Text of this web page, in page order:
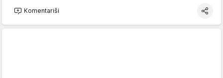
Komentariši